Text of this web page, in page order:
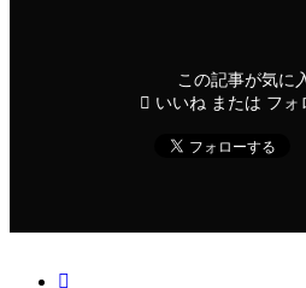
この記事が気に
いいね または フォ